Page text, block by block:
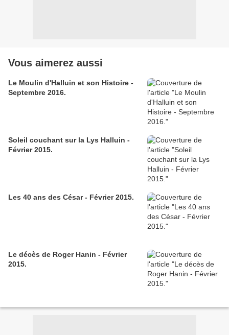
Vous aimerez aussi
Le Moulin d'Halluin et son Histoire -
Septembre 2016.
Soleil couchant sur la Lys Halluin -
Février 2015.
Les 40 ans des César - Février 2015.
Le décès de Roger Hanin - Février
2015.